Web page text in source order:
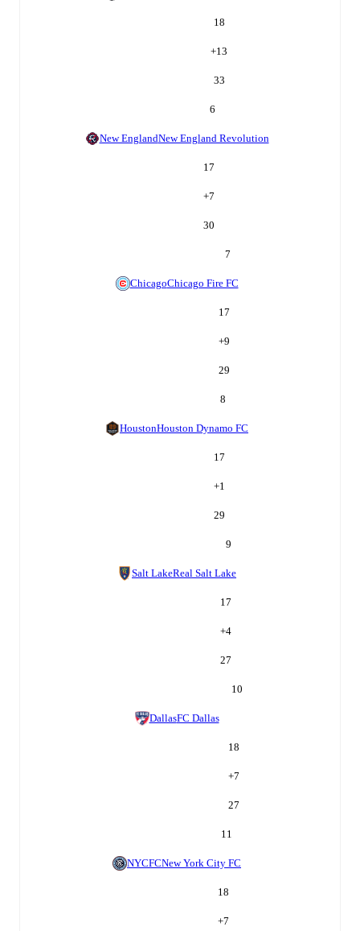
18
+13
33
6
New EnglandNew England Revolution
17
+7
30
7
ChicagoChicago Fire FC
17
+9
29
8
HoustonHouston Dynamo FC
17
+1
29
9
Salt LakeReal Salt Lake
17
+4
27
10
DallasFC Dallas
18
+7
27
11
NYCFCNew York City FC
18
+7